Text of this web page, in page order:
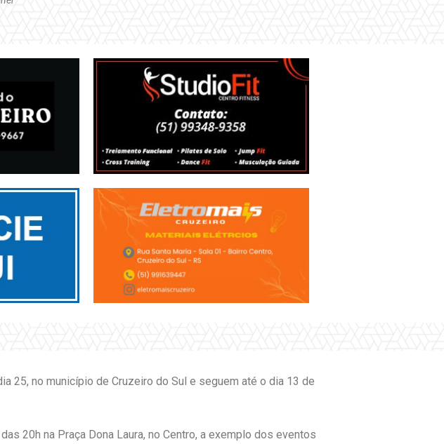
25, no município de Cruzeiro do Sul e seguem até o dia 13 de
20h na Praça Dona Laura, no Centro, a exemplo dos eventos